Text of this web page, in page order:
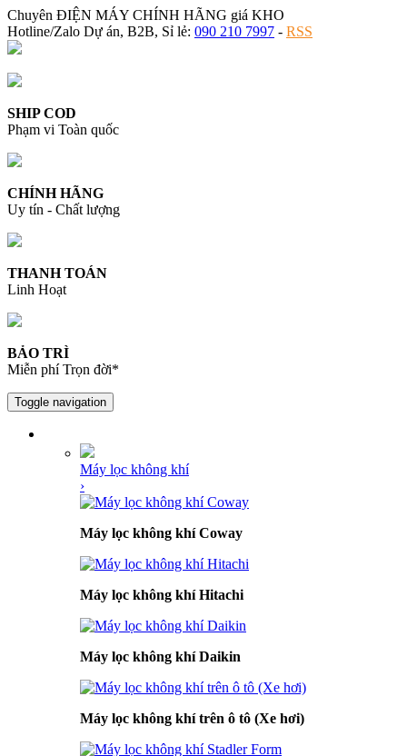
Chuyên ĐIỆN MÁY CHÍNH HÃNG giá KHO
Hotline/Zalo Dự án, B2B, Sỉ lẻ: 090 210 7997 - RSS
SHIP COD
Phạm vi Toàn quốc
CHÍNH HÃNG
Uy tín - Chất lượng
THANH TOÁN
Linh Hoạt
BẢO TRÌ
Miễn phí Trọn đời*
Toggle navigation
Máy lọc không khí
›
Máy lọc không khí Coway
Máy lọc không khí Hitachi
Máy lọc không khí Daikin
Máy lọc không khí trên ô tô (Xe hơi)